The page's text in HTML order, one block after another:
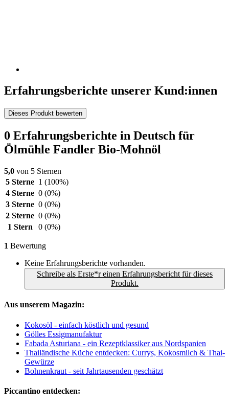
Erfahrungsberichte unserer Kund:innen
Dieses Produkt bewerten
0 Erfahrungsberichte in Deutsch für
Ölmühle Fandler Bio-Mohnöl
5,0 von 5 Sternen
5 Sterne 1 (100%)
4 Sterne 0 (0%)
3 Sterne 0 (0%)
2 Sterne 0 (0%)
1 Stern
0 (0%)
1 Bewertung
Keine Erfahrungsberichte vorhanden.
Schreibe als Erste*r einen Erfahrungsbericht für dieses
Produkt.
Aus unserem Magazin:
Kokosöl - einfach köstlich und gesund
Gölles Essigmanufaktur
Fabada Asturiana - ein Rezeptklassiker aus Nordspanien
Thailändische Küche entdecken: Currys, Kokosmilch & Thai-
Gewürze
Bohnenkraut - seit Jahrtausenden geschätzt
Piccantino entdecken: